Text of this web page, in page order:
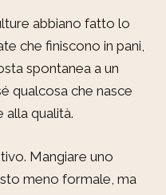
abbiano fatto lo
che finiscono in pani,
spontanea a un
qualcosa che nasce
alla qualità.
Mangiare uno
meno formale, ma